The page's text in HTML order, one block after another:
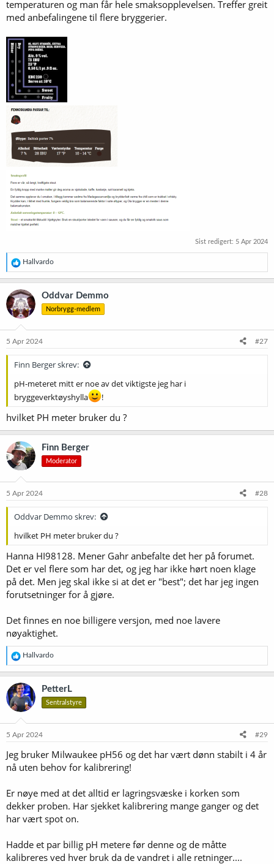
temperaturen og man får hele smaksopplevelsen. Treffer greit
med anbefalingene til flere bryggerier.
Sist redigert: 5 Apr 2024
R
e
a
k
s
j
o
e
Hallvardo
Oddvar Demmo
Norbrygg-medlem
5 Apr 2024 #27
Finn Berger skrev:
pH-meteret mitt er noe av det viktigste jeg har i
bryggeverktøyshylla
!
hvilket PH meter bruker du ?
Finn Berger
Moderator
5 Apr 2024 #28
Oddvar Demmo skrev:
hvilket PH meter bruker du ?
Hanna HI98128. Mener Gahr anbefalte det her på forumet.
Det er vel flere som har det, og jeg har ikke hørt noen klage
på det. Men jeg skal ikke si at det er "best"; det har jeg ingen
forutsetninger for å gjøre.
Det finnes en noe billigere versjon, med noe lavere
nøyaktighet.
R
e
a
k
s
j
o
e
:
Hallvardo
PetterL
Sentralstyre
5 Apr 2024 #29
Jeg bruker Milwaukee pH56 og det har vært dønn stabilt i 4 år
nå uten behov for kalibrering!
Er nøye med at det alltid er lagringsvæske i korken som
dekker proben. Har sjekket kalibrering mange ganger og det
har vært spot on.
Hadde et par billig pH metere før denne og de måtte
kalibreres ved hver bruk da de vandret i alle retninger....